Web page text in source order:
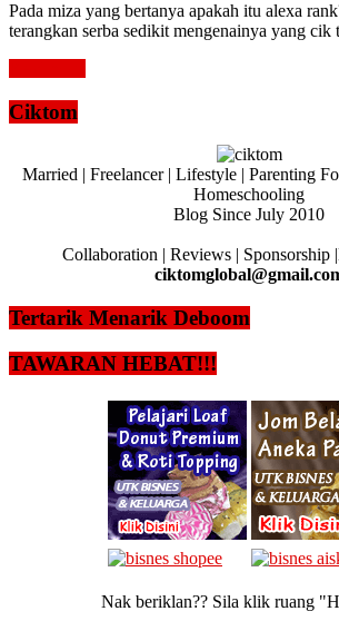
Pada miza yang bertanya apakah itu alexa
terangkan serba sedikit mengenainya yang cik
Ciktom
Married | Freelancer | Lifestyle | Parenting
Homeschooling
Blog Since July 2010
Collaboration | Reviews | Sponsorship
Tertarik Menarik Deboom
TAWARAN HEBAT!!!
Nak beriklan?? Sila klik ruang